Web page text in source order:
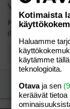
Varmistus
Kirjoita
ilman pilkkuja: 8,
Kotimaista
Haluamme
käytämme
teknologioita.
Otavaja sen
keräävät